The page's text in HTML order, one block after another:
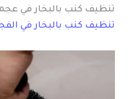
تنظيف كنب بالبخار في
تنظيف كنب بالبخار في